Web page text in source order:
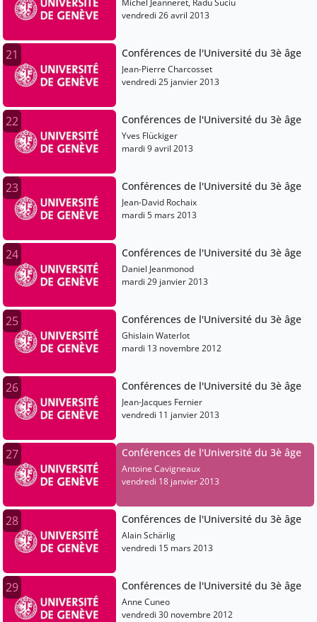
Michel Jeanneret, Radu Suciu
vendredi 26 avril 2013
21 Conférences de l'Université du 3è âge
Jean-Pierre Charcosset
vendredi 25 janvier 2013
22 Conférences de l'Université du 3è âge
Yves Flückiger
mardi 9 avril 2013
23 Conférences de l'Université du 3è âge
Jean-David Rochaix
mardi 5 mars 2013
24 Conférences de l'Université du 3è âge
Daniel Jeanmonod
mardi 29 janvier 2013
25 Conférences de l'Université du 3è âge
Ghislain Waterlot
mardi 13 novembre 2012
26 Conférences de l'Université du 3è âge
Jean-Jacques Fernier
vendredi 11 janvier 2013
27 Conférences de l'Université du 3è âge
Antoine Cavigneaux
vendredi 18 janvier 2013
28 Conférences de l'Université du 3è âge
Alain Schärlig
vendredi 15 mars 2013
29 Conférences de l'Université du 3è âge
Anne Cuneo
vendredi 30 novembre 2012